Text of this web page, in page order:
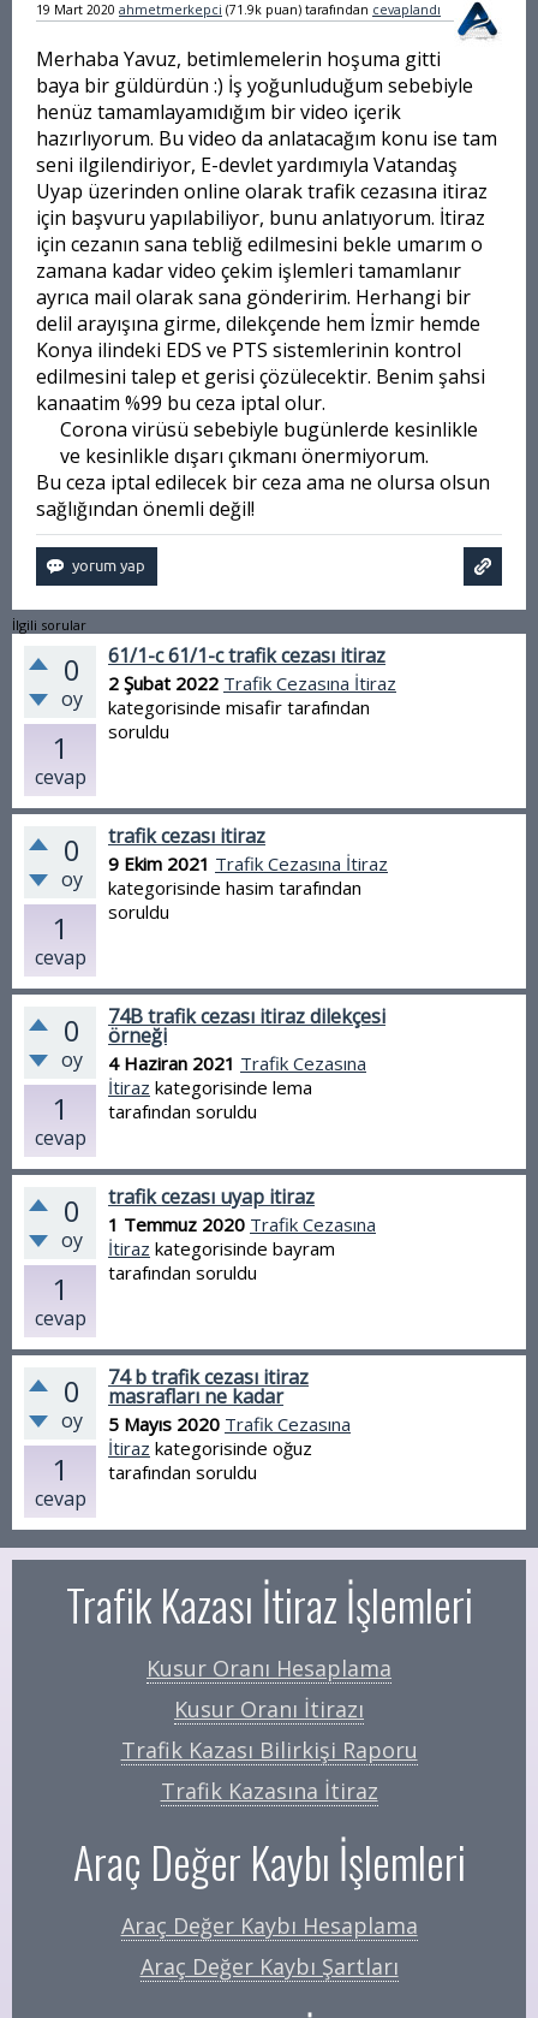
19 Mart 2020 ahmetmerkepci (71.9k puan) tarafından cevaplandı
Merhaba Yavuz, betimlemelerin hoşuma gitti
baya bir güldürdün :) İş yoğunluduğum sebebiyle
henüz tamamlayamıdığım bir video içerik
hazırlıyorum. Bu video da anlatacağım konu ise tam
seni ilgilendiriyor, E-devlet yardımıyla Vatandaş
Uyap üzerinden online olarak trafik cezasına itiraz
için başvuru yapılabiliyor, bunu anlatıyorum. İtiraz
için cezanın sana tebliğ edilmesini bekle umarım o
zamana kadar video çekim işlemleri tamamlanır
ayrıca mail olarak sana gönderirim. Herhangi bir
delil arayışına girme, dilekçende hem İzmir hemde
Konya ilindeki EDS ve PTS sistemlerinin kontrol
edilmesini talep et gerisi çözülecektir. Benim şahsi
kanaatim %99 bu ceza iptal olur.
Corona virüsü sebebiyle bugünlerde kesinlikle
ve kesinlikle dışarı çıkmanı önermiyorum.
Bu ceza iptal edilecek bir ceza ama ne olursa olsun
sağlığından önemli değil!
İlgili sorular
0
oy
1
cevap
61/1-c 61/1-c trafik cezası itiraz
2 Şubat 2022 Trafik Cezasına İtiraz
kategorisinde misafir tarafından
soruldu
0
oy
1
cevap
trafik cezası itiraz
9 Ekim 2021 Trafik Cezasına İtiraz
kategorisinde hasim tarafından
soruldu
0
oy
1
cevap
74B trafik cezası itiraz dilekçesi
örneği
4 Haziran 2021 Trafik Cezasına
İtiraz kategorisinde lema
tarafından soruldu
0
oy
1
cevap
trafik cezası uyap itiraz
1 Temmuz 2020 Trafik Cezasına
İtiraz kategorisinde bayram
tarafından soruldu
0
oy
1
cevap
74 b trafik cezası itiraz
masrafları ne kadar
5 Mayıs 2020 Trafik Cezasına
İtiraz kategorisinde oğuz
tarafından soruldu
Trafik Kazası İtiraz İşlemleri
Kusur Oranı Hesaplama
Kusur Oranı İtirazı
Trafik Kazası Bilirkişi Raporu
Trafik Kazasına İtiraz
Araç Değer Kaybı İşlemleri
Araç Değer Kaybı Hesaplama
Araç Değer Kaybı Şartları